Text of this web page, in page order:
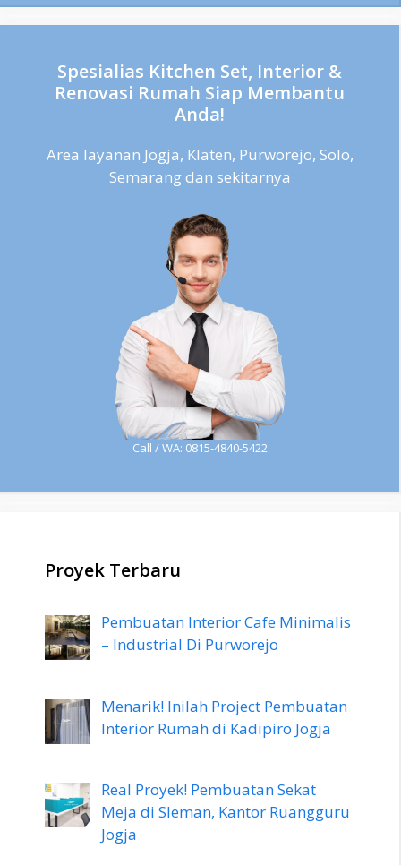
Spesialias Kitchen Set, Interior &
Renovasi Rumah Siap Membantu
Anda!
Area layanan Jogja, Klaten, Purworejo, Solo,
Semarang dan sekitarnya
Call / WA: 0815-4840-5422
Proyek Terbaru
Pembuatan Interior Cafe Minimalis
– Industrial Di Purworejo
Menarik! Inilah Project Pembuatan
Interior Rumah di Kadipiro Jogja
Real Proyek! Pembuatan Sekat
Meja di Sleman, Kantor Ruangguru
Jogja